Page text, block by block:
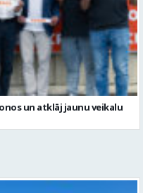
un atklāj jaunu veikalu